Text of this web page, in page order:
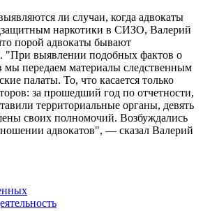
ли случаи, когда адвокаты
наркотики в СИЗО, Валерий
порой адвокаты бывают
"При выявлении подобных фактов о
мы передаем материалы следственным
палаты. То, что касается только
за прошедший год по отчетности,
территориальные органы, девять
своих полномочий. Возбуждались
адвокатов", — сказал Валерий